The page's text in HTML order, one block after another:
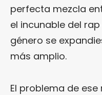
perfecta mezcla
el incunable del
género se
más amplio.
El problema de